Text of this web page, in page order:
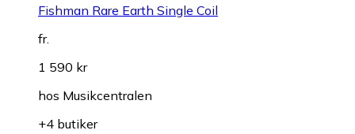
Fishman Rare Earth Single Coil
fr.
1 590 kr
hos Musikcentralen
+4 butiker